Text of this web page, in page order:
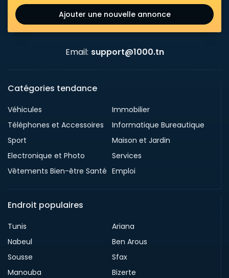
Ajouter une nouvelle annonce
Email: support@1000.tn
Catégories tendance
Véhicules
Immobilier
Téléphones et Accessoires
Informatique Bureautique
Sport
Maison et Jardin
Electronique et Photo
Services
Vêtements Bien-être Santé Emploi
Endroit populaires
Tunis
Ariana
Nabeul
Ben Arous
Sousse
Sfax
Manouba
Bizerte